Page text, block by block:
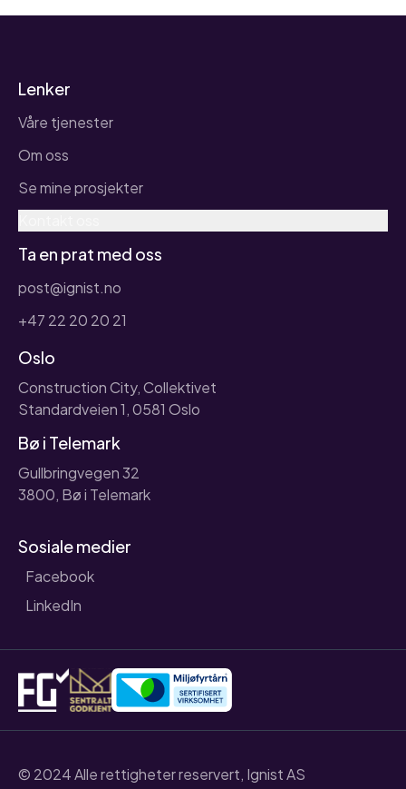
Lenker
Våre tjenester
Om oss
Se mine prosjekter
Ta en prat med oss
post@ignist.no
+47 22 20 20 21
Oslo
Construction City, Collektivet
Standardveien 1, 0581 Oslo
Bø i Telemark
Gullbringvegen 32
3800, Bø i Telemark
Sosiale medier
Facebook
LinkedIn
© 2024 Alle rettigheter reservert, Ignist AS